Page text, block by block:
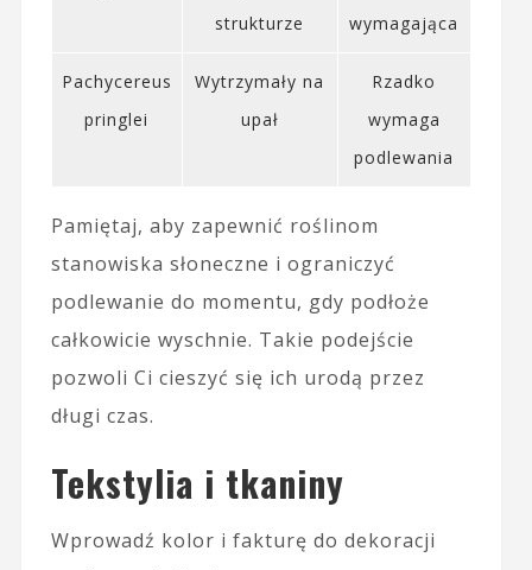
strukturze
wymagająca
Pachycereus
pringlei
Wytrzymały na
upał
Rzadko
wymaga
podlewania
Pamiętaj, aby zapewnić roślinom
stanowiska słoneczne i ograniczyć
podlewanie do momentu, gdy podłoże
całkowicie wyschnie. Takie podejście
pozwoli Ci cieszyć się ich urodą przez
długi czas.
Tekstylia i tkaniny
Wprowadź kolor i fakturę do dekoracji